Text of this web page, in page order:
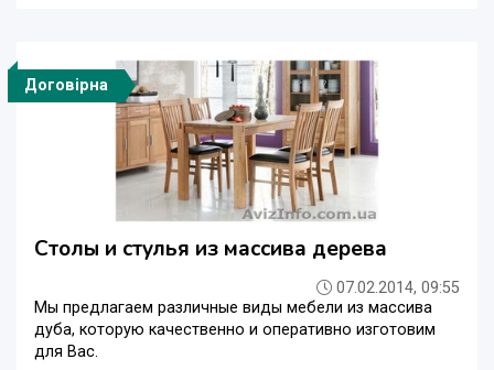
Договірна
Столы и стулья из массива дерева
07.02.2014, 09:55
Мы предлагаем различные виды мебели из массива
дуба, которую качественно и оперативно изготовим
для Вас.